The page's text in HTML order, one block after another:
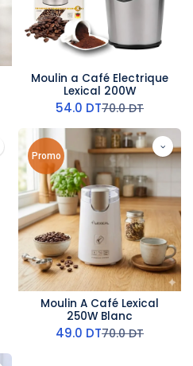
Moulin a Café Electrique
Lexical 200W
54.0 DT70.0DT
Promo
Moulin A Café Lexical
250W Blanc
49.0 DT70.0DT